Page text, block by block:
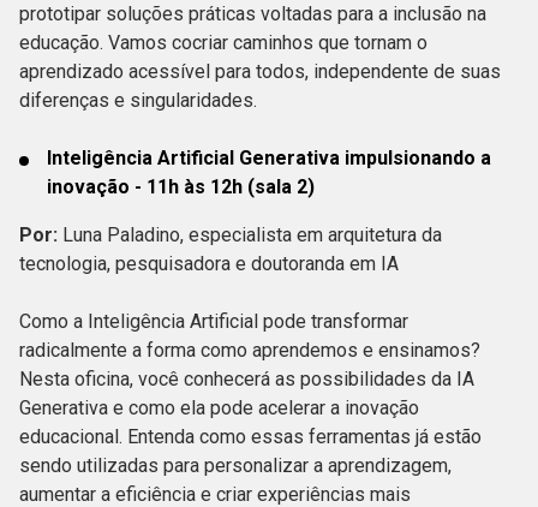
prototipar soluções práticas voltadas para a inclusão na
educação. Vamos cocriar caminhos que tornam o
aprendizado acessível para todos, independente de suas
diferenças e singularidades.
Inteligência Artificial Generativa impulsionando a
inovação - 11h às 12h (sala 2)
Por: Luna Paladino, especialista em arquitetura da
tecnologia, pesquisadora e doutoranda em IA
Como a Inteligência Artificial pode transformar
radicalmente a forma como aprendemos e ensinamos?
Nesta oficina, você conhecerá as possibilidades da IA
Generativa e como ela pode acelerar a inovação
educacional. Entenda como essas ferramentas já estão
sendo utilizadas para personalizar a aprendizagem,
aumentar a eficiência e criar experiências mais